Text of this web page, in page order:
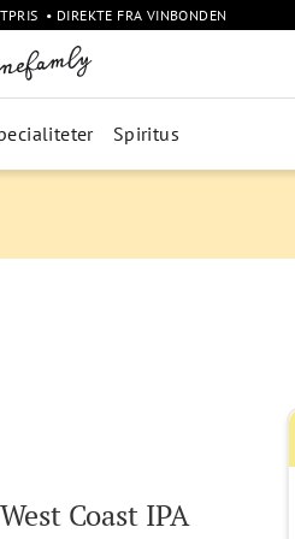
• DIREKTE FRA VINBONDEN
Spiritus
Coast IPA